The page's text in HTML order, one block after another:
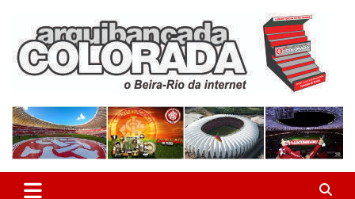
content
Arquibancada Colorada